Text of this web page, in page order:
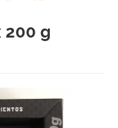
200 g